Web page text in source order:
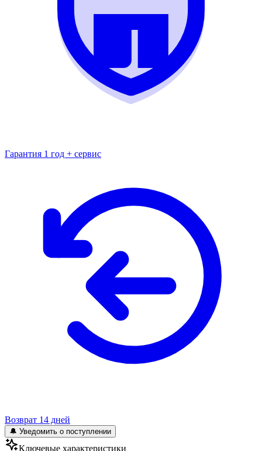
Гарантия 1 год + сервис
Возврат 14 дней
🔔 Уведомить о поступлении
Ключевые характеристики